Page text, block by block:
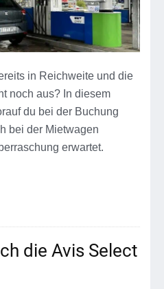
in Reichweite und die
noch aus? In diesem
du bei der Buchung
bei der Mietwagen
erwartet.
die Avis Select